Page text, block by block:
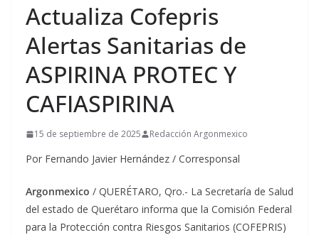
Actualiza Cofepris
Alertas Sanitarias de
ASPIRINA PROTEC Y
CAFIASPIRINA
15 de septiembre de 2025 Redacción Argonmexico
Por Fernando Javier Hernández / Corresponsal
Argonmexico / QUERÉTARO, Qro.- La Secretaría de Salud
del estado de Querétaro informa que la Comisión Federal
para la Protección contra Riesgos Sanitarios (COFEPRIS)